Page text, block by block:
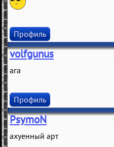
Профиль
volfgunus
ага
Профиль
PsymoN
ахуенный арт